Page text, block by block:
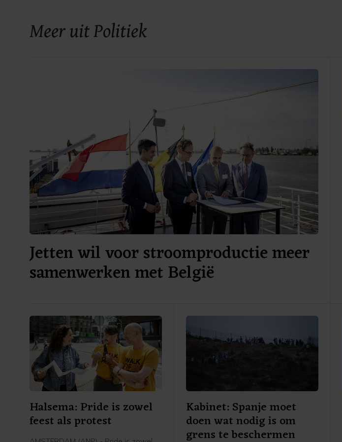
Meer uit Politiek
Jetten wil voor stroomproductie meer
samenwerken met België
Halsema: Pride is zowel
feest als protest
Kabinet: Spanje moet
doen wat nodig is om
grens te beschermen